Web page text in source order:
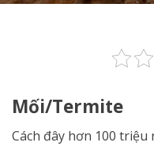
Mối/Termite
Cách đây hơn 100